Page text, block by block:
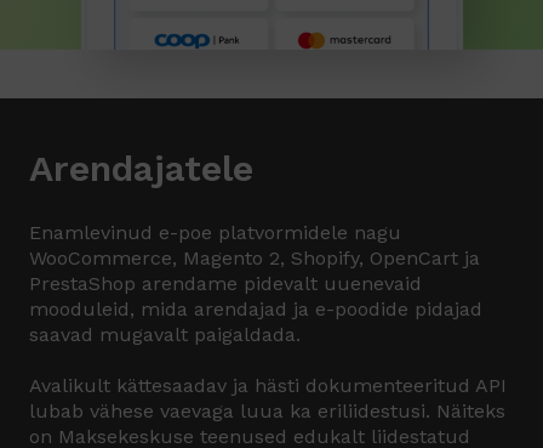
Arendajatele
Enamlevinud e-poe platvormidele nagu
WooCommerce, Magento 2, Shopify, OpenCart ja
PrestaShop arendame pidevalt uuenevaid
mooduleid, mida arendajad ja e-poodide pidajad
saavad mugavalt paigaldada.
Avalikult kättesaadav ja hästi dokumenteeritud API
lubab vähese vaevaga luua ka eriliidestusi. Näiteks
on Maksekeskuse teenused edukalt liidestatud